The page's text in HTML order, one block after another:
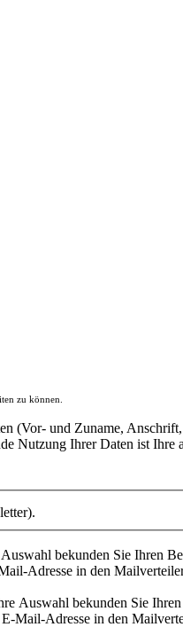
zu können.
(Vor- und Zuname,
Nutzung Ihrer Daten ist
bekunden Sie Ihren
Adresse in den
Auswahl bekunden Sie
Adresse in den